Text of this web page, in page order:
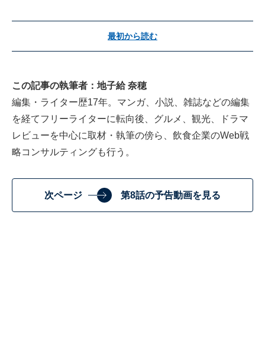
最初から読む
この記事の執筆者：地子給 奈穂
編集・ライター歴17年。マンガ、小説、雑誌などの編集
を経てフリーライターに転向後、グルメ、観光、ドラマ
レビューを中心に取材・執筆の傍ら、飲食企業のWeb戦
略コンサルティングも行う。
次ページ 第8話の予告動画を見る